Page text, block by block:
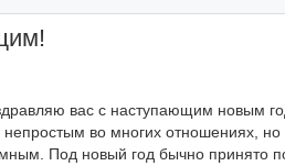
вас с наступающим новым
непростым во многих отношениях,
Под новый год бычно принято